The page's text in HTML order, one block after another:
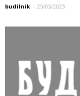
budilnik - 25/05/2025